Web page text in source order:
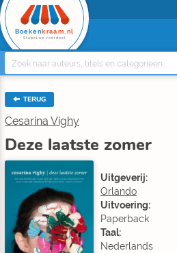
Boeken kraam.nl
Stapel op voordeel
TERUG
Cesarina Vighy
Deze laatste zomer
Uitgeverij:
Orlando
Uitvoering:
Paperback
Taal:
Nederlands